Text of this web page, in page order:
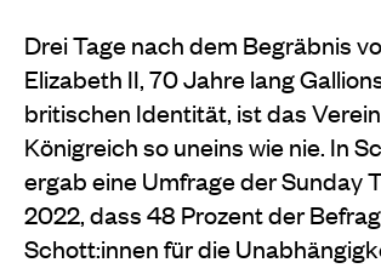
Drei Tage nach dem Begräbnis
Elizabeth II, 70 Jahre lang
britischen Identität, ist das
Königreich so uneins wie nie. In
ergab eine Umfrage der Sunday
2022, dass 48 Prozent der
Schott:innen für die